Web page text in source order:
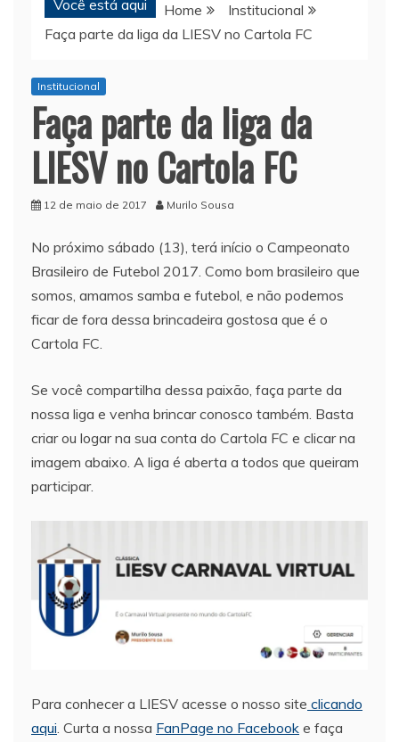
Você está aqui Home
Institucional
Faça parte da liga da LIESV no Cartola FC
Institucional
Faça parte da liga da
LIESV no Cartola FC
12 de maio de 2017 Murilo Sousa
No próximo sábado (13), terá início o Campeonato
Brasileiro de Futebol 2017. Como bom brasileiro que
somos, amamos samba e futebol, e não podemos
ficar de fora dessa brincadeira gostosa que é o
Cartola FC.
Se você compartilha dessa paixão, faça parte da
nossa liga e venha brincar conosco também. Basta
criar ou logar na sua conta do Cartola FC e clicar na
imagem abaixo. A liga é aberta a todos que queiram
participar.
Para conhecer a LIESV acesse o nosso site clicando
aqui. Curta a nossa FanPage no Facebook e faça